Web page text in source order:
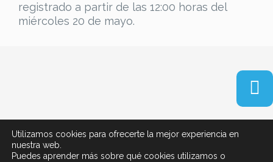
registrado a partir de las 12:00 horas del
miércoles 20 de mayo.
uso|Politíca de privacidad
Utilizamos cookies para ofrecerte la mejor experiencia en
nuestra web.
Puedes aprender más sobre qué cookies utilizamos o